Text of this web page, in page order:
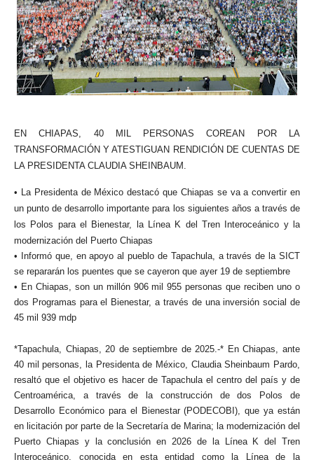
EN CHIAPAS, 40 MIL PERSONAS COREAN POR LA
TRANSFORMACIÓN Y ATESTIGUAN RENDICIÓN DE CUENTAS DE
LA PRESIDENTA CLAUDIA SHEINBAUM.
• La Presidenta de México destacó que Chiapas se va a convertir en
un punto de desarrollo importante para los siguientes años a través de
los Polos para el Bienestar, la Línea K del Tren Interoceánico y la
modernización del Puerto Chiapas
• Informó que, en apoyo al pueblo de Tapachula, a través de la SICT
se repararán los puentes que se cayeron que ayer 19 de septiembre
• En Chiapas, son un millón 906 mil 955 personas que reciben uno o
dos Programas para el Bienestar, a través de una inversión social de
45 mil 939 mdp
*Tapachula, Chiapas, 20 de septiembre de 2025.-* En Chiapas, ante
40 mil personas, la Presidenta de México, Claudia Sheinbaum Pardo,
resaltó que el objetivo es hacer de Tapachula el centro del país y de
Centroamérica, a través de la construcción de dos Polos de
Desarrollo Económico para el Bienestar (PODECOBI), que ya están
en licitación por parte de la Secretaría de Marina; la modernización del
Puerto Chiapas y la conclusión en 2026 de la Línea K del Tren
Interoceánico, conocida en esta entidad como la Línea de la